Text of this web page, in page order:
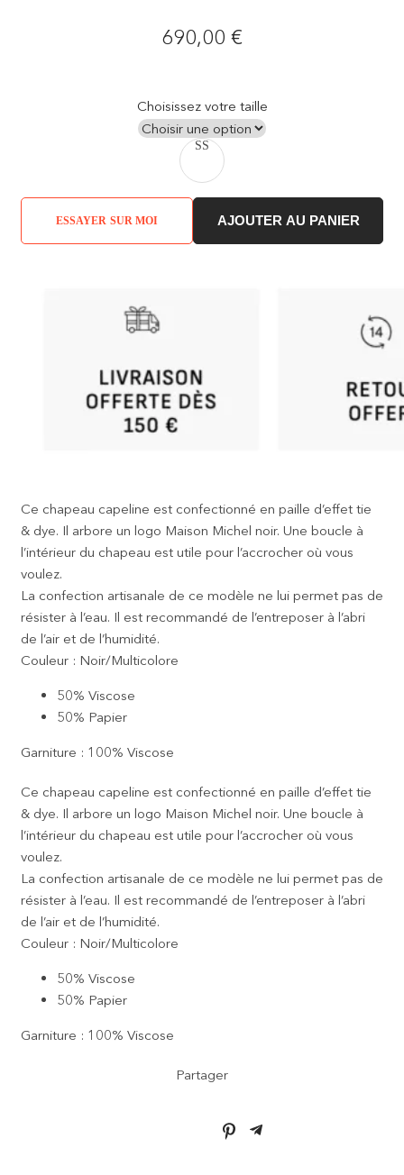
690,00 €
Choisissez votre taille
SS
ESSAYER SUR MOI AJOUTER AU PANIER
Ce chapeau capeline est confectionné en paille d’effet tie
& dye. Il arbore un logo Maison Michel noir. Une boucle à
l’intérieur du chapeau est utile pour l’accrocher où vous
voulez.
La confection artisanale de ce modèle ne lui permet pas de
résister à l’eau. Il est recommandé de l’entreposer à l’abri
de l’air et de l’humidité.
Couleur : Noir/Multicolore
50% Viscose
50% Papier
Garniture : 100% Viscose
Ce chapeau capeline est confectionné en paille d’effet tie
& dye. Il arbore un logo Maison Michel noir. Une boucle à
l’intérieur du chapeau est utile pour l’accrocher où vous
voulez.
La confection artisanale de ce modèle ne lui permet pas de
résister à l’eau. Il est recommandé de l’entreposer à l’abri
de l’air et de l’humidité.
Couleur : Noir/Multicolore
50% Viscose
50% Papier
Garniture : 100% Viscose
Partager